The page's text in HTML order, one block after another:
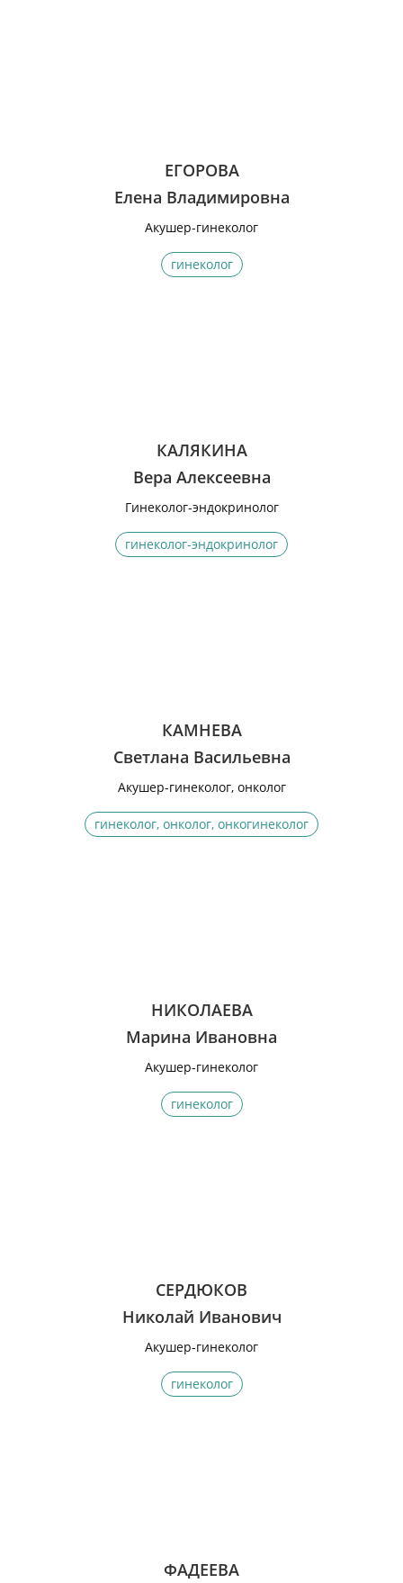
ЕГОРОВА
Елена Владимировна
Акушер-гинеколог
гинеколог
КАЛЯКИНА
Вера Алексеевна
Гинеколог-эндокринолог
гинеколог-эндокринолог
КАМНЕВА
Светлана Васильевна
Акушер-гинеколог, онколог
гинеколог, онколог, онкогинеколог
НИКОЛАЕВА
Марина Ивановна
Акушер-гинеколог
гинеколог
СЕРДЮКОВ
Николай Иванович
Акушер-гинеколог
гинеколог
ФАДЕЕВА